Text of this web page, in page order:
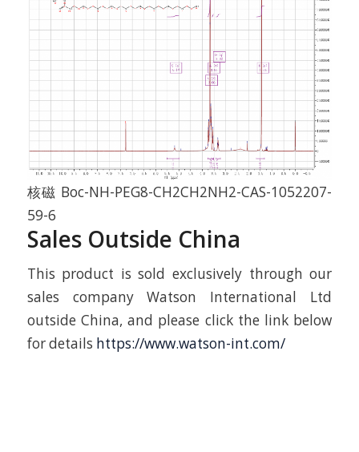
核磁 Boc-NH-PEG8-CH2CH2NH2-CAS-1052207-
59-6
Sales Outside China
This product is sold exclusively through our
sales company Watson International Ltd
outside China, and please click the link below
for details https://www.watson-int.com/